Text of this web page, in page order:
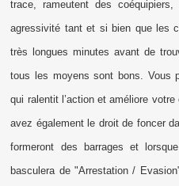
trace, rameutent des
agressivité tant et si bien que les
très longues minutes avant de
tous les moyens sont bons. Vous
qui ralentit l’action et améliore votre
avez également le droit de foncer
formeront des barrages et
basculera de "Arrestation /